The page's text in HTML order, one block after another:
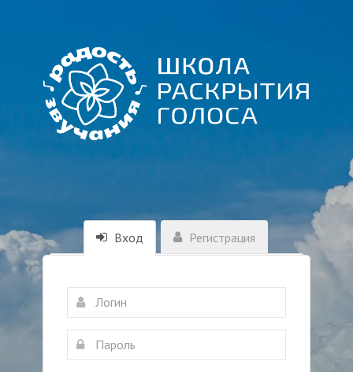
Вход Регистрация